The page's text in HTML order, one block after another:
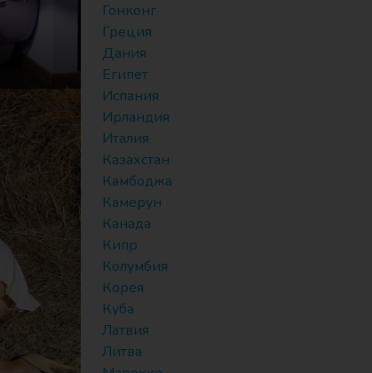
Гонконг
Греция
Дания
Египет
Испания
Ирландия
Италия
Казахстан
Камбоджа
Камерун
Канада
Кипр
Колумбия
Корея
Куба
Латвия
Литва